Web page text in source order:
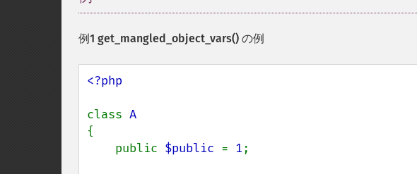
例1 get_mangled_object_vars() の例
<?php
class
{
    public
$public = 1;